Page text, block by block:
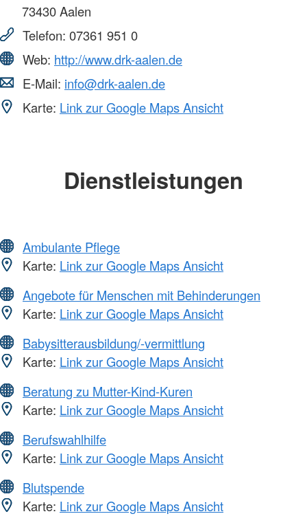
73430Aalen
Telefon: 07361 951 0
Web: http://www.drk-aalen.de
E-Mail: info@drk-aalen.de
Karte: Link zur Google Maps Ansicht
Dienstleistungen
Ambulante Pflege
Karte: Link zur Google Maps Ansicht
Angebote für Menschen mit Behinderungen
Karte: Link zur Google Maps Ansicht
Babysitterausbildung/-vermittlung
Karte: Link zur Google Maps Ansicht
Beratung zu Mutter-Kind-Kuren
Karte: Link zur Google Maps Ansicht
Berufswahlhilfe
Karte: Link zur Google Maps Ansicht
Blutspende
Karte: Link zur Google Maps Ansicht